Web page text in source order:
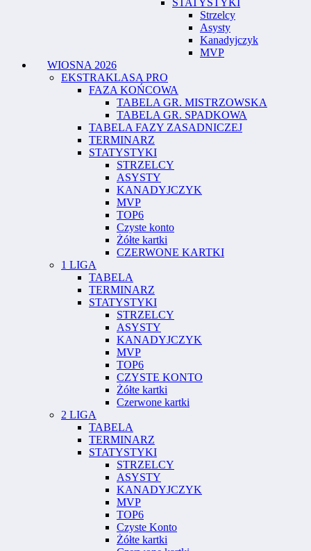
Strzelcy
Asysty
Kanadyjczyk
MVP
WIOSNA 2026
EKSTRAKLASA PRO
FAZA KOŃCOWA
TABELA GR. MISTRZOWSKA
TABELA GR. SPADKOWA
TABELA FAZY ZASADNICZEJ
TERMINARZ
STATYSTYKI
STRZELCY
ASYSTY
KANADYJCZYK
MVP
TOP6
Czyste konto
Żółte kartki
CZERWONE KARTKI
1 LIGA
TABELA
TERMINARZ
STATYSTYKI
STRZELCY
ASYSTY
KANADYJCZYK
MVP
TOP6
CZYSTE KONTO
Żółte kartki
Czerwone kartki
2 LIGA
TABELA
TERMINARZ
STATYSTYKI
STRZELCY
ASYSTY
KANADYJCZYK
MVP
TOP6
Czyste Konto
Żółte kartki